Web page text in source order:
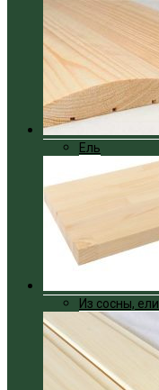
Ель
Из сосны, ели